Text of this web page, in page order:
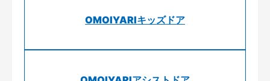
OMOIYARIキッズドア